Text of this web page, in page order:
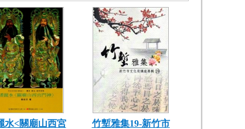
水<關廟山西宮
竹塹雅集19-新竹市